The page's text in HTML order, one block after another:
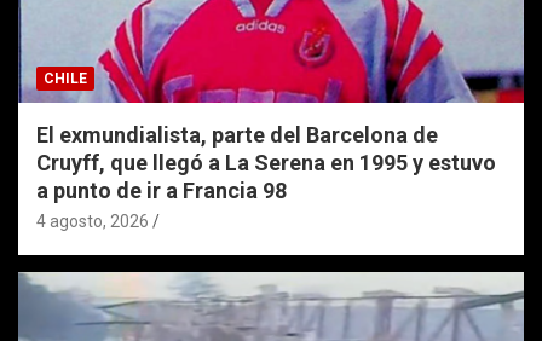
CHILE
El exmundialista, parte del Barcelona de
Cruyff, que llegó a La Serena en 1995 y estuvo
a punto de ir a Francia 98
4 agosto, 2026